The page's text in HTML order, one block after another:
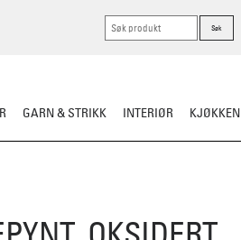
GARN & STRIKK INTERIØR KJØKKEN